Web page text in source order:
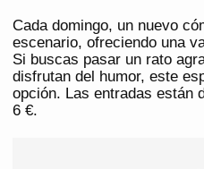
Cada domingo, un nuevo
escenario, ofreciendo una
Si buscas pasar un rato
disfrutan del humor, este
opción. Las entradas están
6 €.